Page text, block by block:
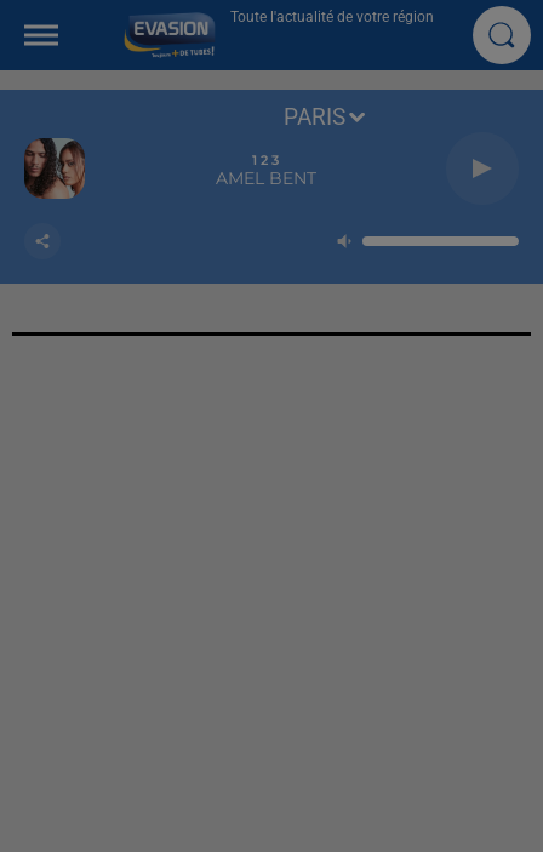
Toute l'actualité de votre région
1 2 3
AMEL BENT
PARIS